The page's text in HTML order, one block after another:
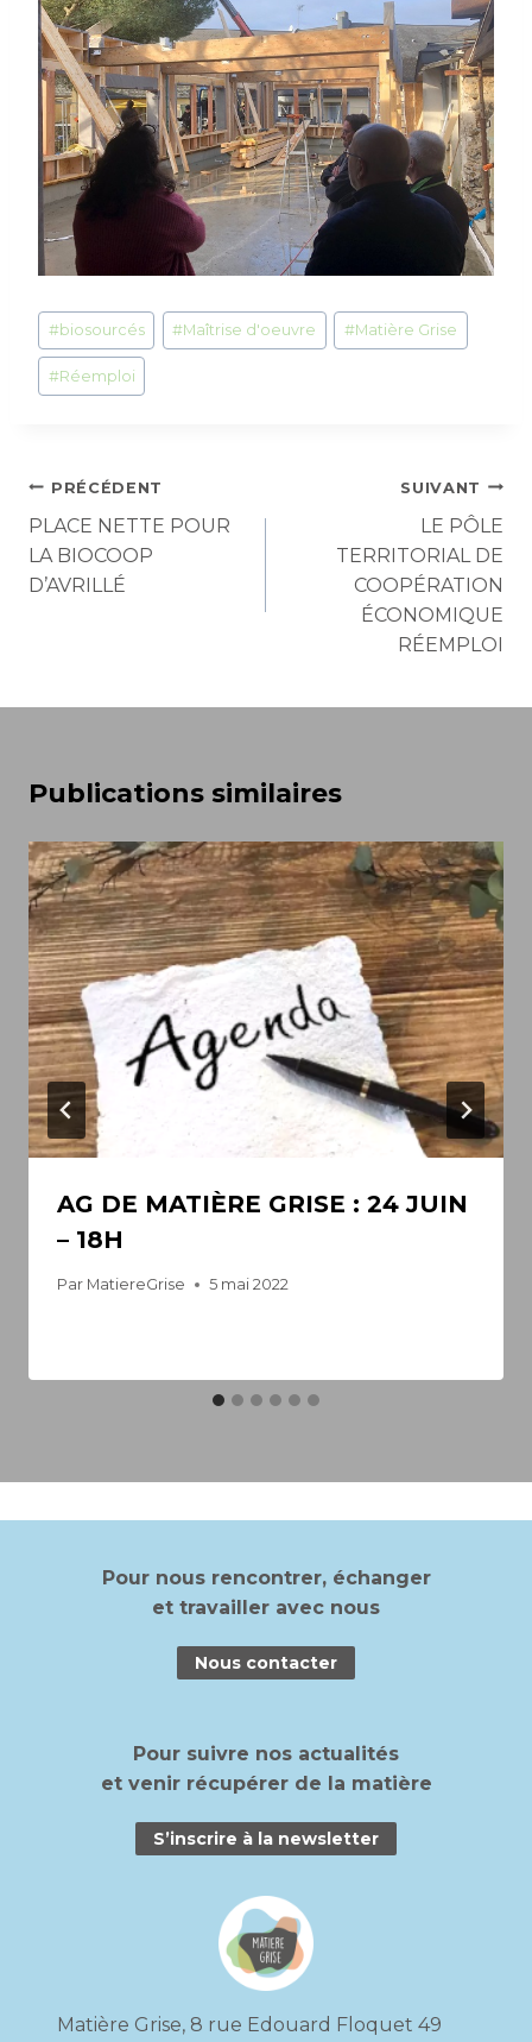
Étiquettes
de
la
#biosourcés #Maîtrise d'oeuvre #Matière Grise
#Réemploi
Navigation
de
l’article
PRÉCÉDENT
PLACE NETTE POUR
LA BIOCOOP
D’AVRILLÉ
SUIVANT
LE PÔLE
TERRITORIAL DE
COOPÉRATION
ÉCONOMIQUE
RÉEMPLOI
Publications similaires
AG DE MATIÈRE GRISE : 24 JUIN
– 18H
Par MatiereGrise 5 mai 2022
Pour nous rencontrer, échanger
et travailler avec nous
Nous contacter
Pour suivre nos actualités
et venir récupérer de la matière
S’inscrire à la newsletter
Matière Grise, 8 rue Edouard Floquet 49